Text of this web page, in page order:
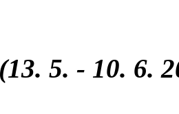
5. - 10. 6.